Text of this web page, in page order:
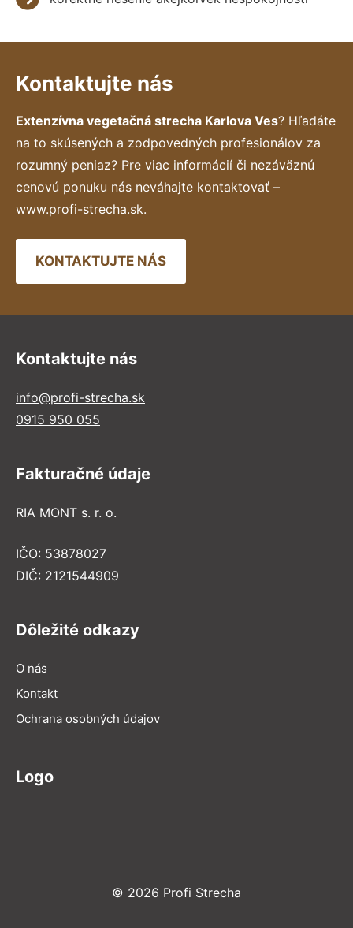
Kontaktujte nás
Extenzívna vegetačná strecha Karlova Ves? Hľadáte
na to skúsených a zodpovedných profesionálov za
rozumný peniaz? Pre viac informácií či nezáväznú
cenovú ponuku nás neváhajte kontaktovať –
www.profi-strecha.sk.
KONTAKTUJTE NÁS
Kontaktujte nás
info@profi-strecha.sk
0915 950 055
Fakturačné údaje
RIA MONT s. r. o.
IČO: 53878027
DIČ: 2121544909
Dôležité odkazy
O nás
Kontakt
Ochrana osobných údajov
Logo
© 2026 Profi Strecha